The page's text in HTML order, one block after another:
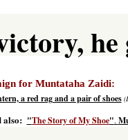
he
for Muntataha Zaidi:
a red rag and a pair of shoes
also: "The Story of My Shoe".